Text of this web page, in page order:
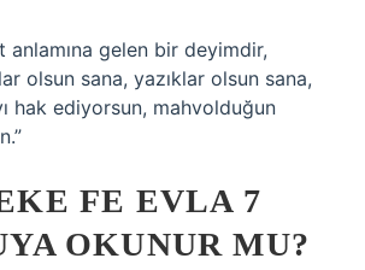
anlamına gelen bir deyimdir,
olsun sana, yazıklar olsun sana,
hak ediyorsun, mahvolduğun
FE EVLA 7
OKUNUR MU?